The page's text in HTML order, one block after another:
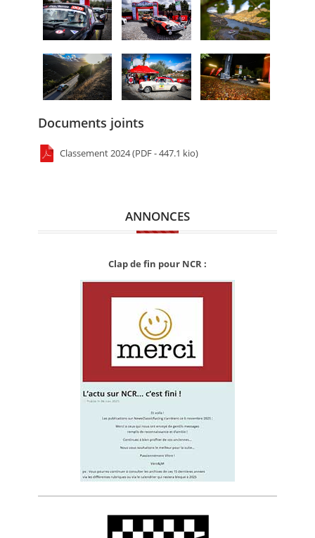
Documents joints
Classement 2024 (PDF - 447.1 kio)
ANNONCES
Clap de fin pour NCR :